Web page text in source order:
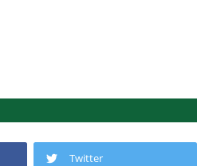
Twitter